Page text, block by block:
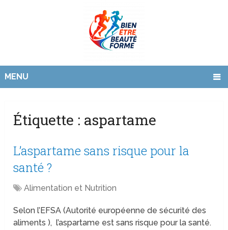
MENU
Étiquette : aspartame
L’aspartame sans risque pour la
santé ?
Alimentation et Nutrition
Selon l’EFSA (Autorité européenne de sécurité des
aliments ), l’aspartame est sans risque pour la santé.